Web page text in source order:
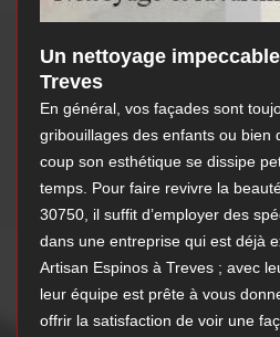
Un nettoyage
Treves
En général, vos façades sont
gribouillages des enfants ou bien
coup son esthétique se dissipe
temps. Pour faire revivre la
30750, il suffit d’employer des
dans une entreprise qui est déjà
Artisan Espinos à Treves ; avec
leur équipe est prête à vous
offrir la satisfaction de voir une